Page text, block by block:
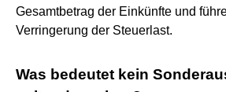
Gesamtbetrag der Einkünfte und
Verringerung der Steuerlast.
Was bedeutet kein